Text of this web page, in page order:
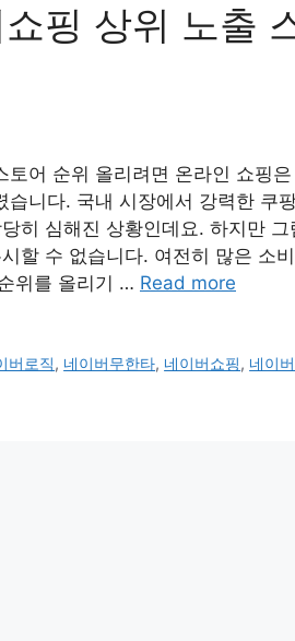
핑 상위 노출
토어 순위 올리려면 온라인 쇼핑
습니다. 국내 시장에서 강력한 쿠
히 심해진 상황인데요. 하지만
할 수 없습니다. 여전히 많은 소
위를 올리기 … Read more
버로직, 네이버무한타, 네이버쇼핑, 네이